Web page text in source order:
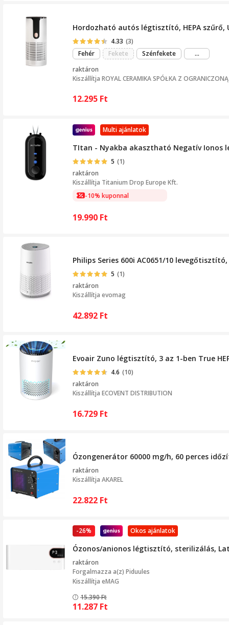
Hordozható autós légtisztító, HEPA
4.33 (3)
Fehér
Fekete Szénfekete ...még
raktáron
Kiszállítja ROYAL CERAMIKA SPÓŁKA Z
12.295 Ft
Multi ajánlatok
TItan - Nyakba akasztható Negatív Ionos
5 (1)
raktáron
Kiszállítja Titanium Drop Europe Kft.
-10% kuponnal
19.990 Ft
Philips Series 600i AC0651/10
5 (1)
raktáron
Kiszállítja evomag
42.892 Ft
Evoair Zuno légtisztító, 3 az 1-ben True
4.6 (10)
raktáron
Kiszállítja ECOVENT DISTRIBUTION
16.729 Ft
Ózongenerátor 60000 mg/h, 60 perces
raktáron
Kiszállítja AKAREL
22.822 Ft
Okos ajánlatok
-26%
Ózonos/anionos légtisztító, sterilizálás,
raktáron
Forgalmazza a(z) Piduules
Kiszállítja eMAG
15.390Ft
11.287 Ft